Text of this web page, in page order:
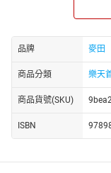
整剖切馬克‧吐溫創
▍內容簡介
湯姆是鎮上最頑皮的
寶莉姨媽被他傷透了
他也是鎮上最機智的
大膽用計騙來一群孩
急中生智為差點挨老
品牌 麥田
商品分類 樂天
商品貨號(SKU)
ISBN